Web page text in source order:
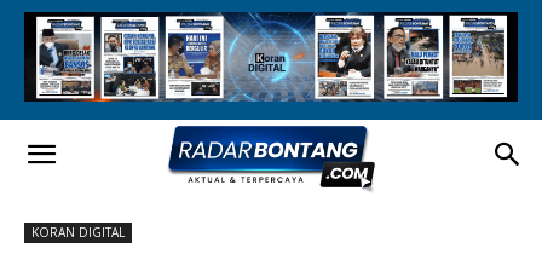
KORAN DIGITAL